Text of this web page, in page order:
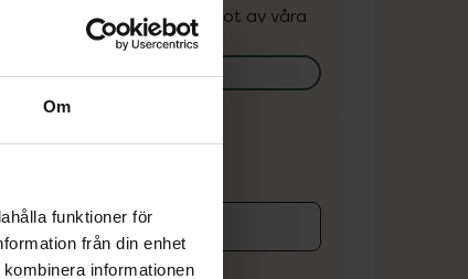
Om
funktioner för
från din enhet
informationen
kan finnas i lager hos något av våra
på apotek
lager online